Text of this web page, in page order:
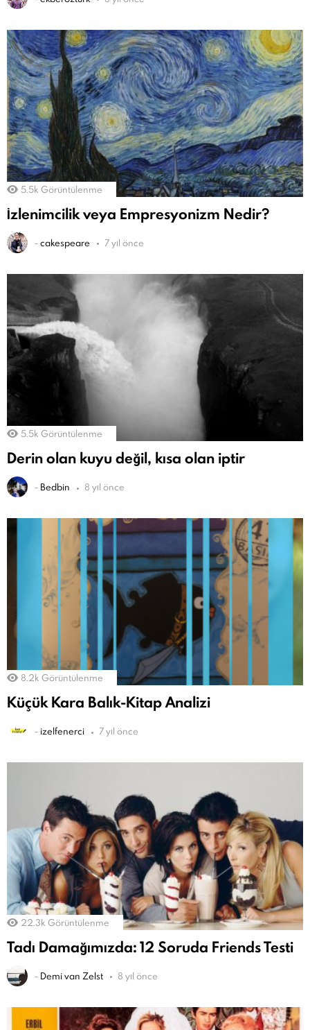
5.5k Görüntülenme
İzlenimcilik veya Empresyonizm Nedir?
-cakespeare 7 yıl önce
5.5k Görüntülenme
Derin olan kuyu değil, kısa olan iptir
- Bedbin 8 yıl önce
8.2k Görüntülenme
Küçük Kara Balık-Kitap Analizi
- izelfenerci 7 yıl önce
22.3k Görüntülenme
Tadı Damağımızda: 12 Soruda Friends Testi
- Demi van Zelst 8 yıl önce